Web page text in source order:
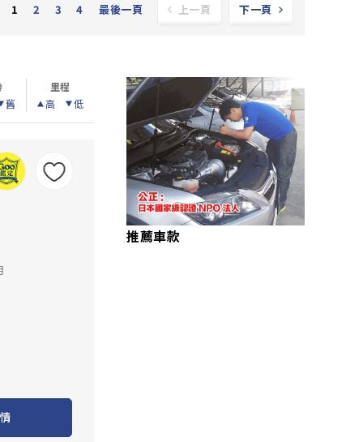
1 2 3 4 最後一頁 上一頁 下一頁
舊
里程
高
低
推薦車款